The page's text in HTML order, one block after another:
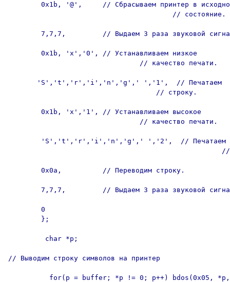
0x1b, '@',     // Сбрасываем принтер в
                                        // состояние.
7,7,7,         // Выдаем 3 раза звуковой
        0x1b, 'x','0', // Устанавливаем низкое
                                // качество печати.
       'S','t','r','i','n','g',' ','1',  // Печатаем
                                    // строку.
        0x1b, 'x','1', // Устанавливаем высокое
                                // качество печати.
        'S','t','r','i','n','g',' ','2',  // Печатаем
        0x0a,          // Переводим строку.
7,7,7,         // Выдаем 3 раза звуковой
        0
        };
         char *p;
// Выводим строку символов на принтер
for(p = buffer; *p != 0; p++) bdos(0x05,